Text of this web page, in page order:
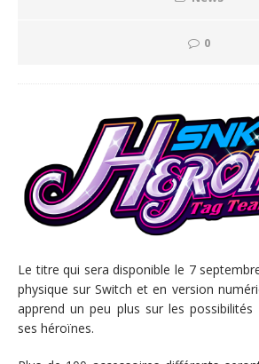
0
Le titre qui sera disponible le 7
physique sur Switch et en version
apprend un peu plus sur les
ses héroïnes.